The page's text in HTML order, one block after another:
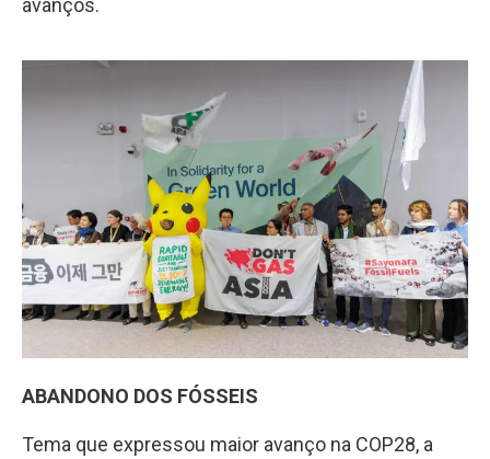
avanços.
ABANDONO DOS FÓSSEIS
Tema que expressou maior avanço na COP28, a